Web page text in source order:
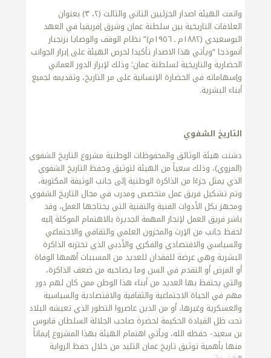
واتمت الهيئة اصدار الجزئيين الثاني والثالث (٢، ٣) بعنوان
العلاقات التاريخية بين سلطنة عمان وشرق إفريقيا في العهد
البوسعيدي (١٨٨٢م ـ ١٩٥٦م)” نظام الوقف والوصايا بزنجبار
أنموذجا “ويأتي هذا الاصدار تأكيدا لحرص الهيئة على إبراز الجوانب
الحضارية والتاريخية لسلطنة عمان؛ وذلك لإبراز الدور العماني
وإسهاماته في الحضارة الإنسانية على مر التاريخ، وتقديمه لجميع
أبناء البشرية.
التاريخ الشفوي
دشنت هيئة الوثائق والمحفوظات الوطنية مشروع التاريخ الشفوي
(المروي)، وذلك سعياً من الهيئة لتوثيق وحفظ التاريخ الشفوي
الذي يمثل جزءًا من الذاكرة الوطنية إلى جانب الوثيقة المكتوبة،
وتم تشكيل فريق عمل متخصص ومدرب في مجال التاريخ الشفوي
ومجهز بكل الأدوات الفنية والتقنية التي يحتاجها العمل، وقد
باشر فريق العمل لإنجاز المهمة الجديرة بالاهتمام الموكلة إليه
لحفظ جانب من الإرث والمخزون العلمي والثقافي والاجتماعي
والسياسي والاقتصادي والفكري والأدبي الذي تختزنه الذاكرة
البشرية وهي عرضة للفقدان للعديد من المسببات أهمها الوفاة
أو المرض أو التقدم في السن وما يصاحبه من ضعف الذاكرة،
والتي يحتفظ بها العديد من أبناء هذا الوطن ممن كان لهم دور
مهم في الحياة الاجتماعية والثقافية والاقتصادية والسياسية
والعسكرية وغيرها، أو من الذين عاصروا التطور الذي تعيشه البلاد
تحت ظل القيادة الحكيمة لحضرة صاحب الجلالة السلطان قابوس
بن سعيد- حفظه الله، ويأتي اهتمام الهيئة بهذا المشروع إيماناً
منها بأهمية توثيق تاريخ عمان التليد من خلال حفظ الرواية